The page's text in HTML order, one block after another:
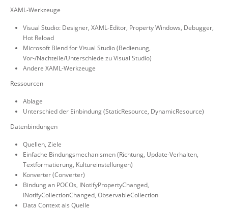
XAML-Werkzeuge
Visual Studio: Designer, XAML-Editor, Property Windows, Debugger,
Hot Reload
Microsoft Blend for Visual Studio (Bedienung,
Vor-/Nachteile/Unterschiede zu Visual Studio)
Andere XAML-Werkzeuge
Ressourcen
Ablage
Unterschied der Einbindung (StaticResource, DynamicResource)
Datenbindungen
Quellen, Ziele
Einfache Bindungsmechanismen (Richtung, Update-Verhalten,
Textformatierung, Kultureinstellungen)
Konverter (Converter)
Bindung an POCOs, INotifyPropertyChanged,
INotifyCollectionChanged, ObservableCollection
Data Context als Quelle